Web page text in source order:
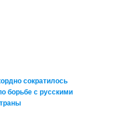
сократилось
борьбе с русскими